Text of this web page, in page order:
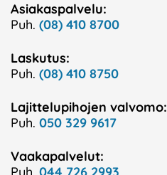
Asiakaspalvelu:
Puh. (08) 410 8700
Laskutus:
Puh. (08) 410 8750
Lajittelupihojen valvomo:
Puh. 050 329 9617
Vaakapalvelut: